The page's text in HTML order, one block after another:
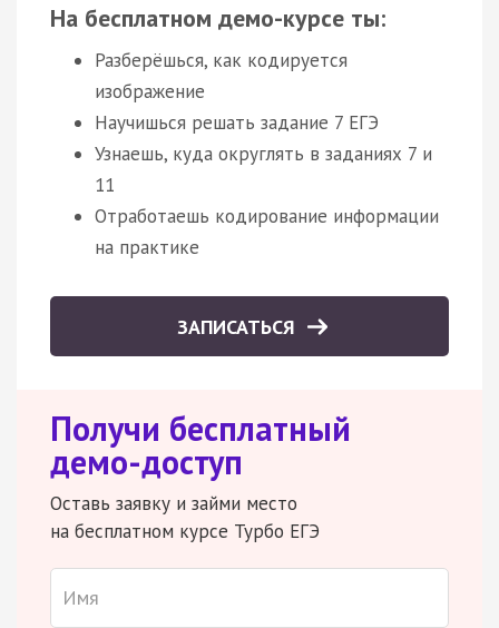
На бесплатном демо-курсе ты:
Разберёшься, как кодируется
изображение
Научишься решать задание 7 ЕГЭ
Узнаешь, куда округлять в заданиях 7 и
11
Отработаешь кодирование информации
на практике
ЗАПИСАТЬСЯ
Получи бесплатный
демо-доступ
Оставь заявку и займи место
на бесплатном курсе Турбо ЕГЭ